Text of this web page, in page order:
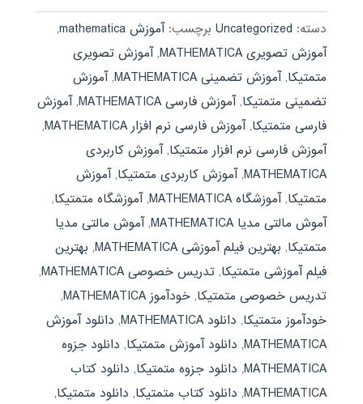
دسته: Uncategorized برچسب:آموزش mathematica
,
آموزش تصویری MATHEMATICA
,آموزش تصویری
متمتیکا,آموزش تضمینی MATHEMATICA ,آموزش
تضمینی متمتیکا,آموزش فارسی MATHEMATICA ,آموزش
فارسی متمتیکا,آموزش فارسی نرم افزار MATHEMATICA
,
آموزش فارسی نرم افزار متمتیکا,آموزش کاربردی
MATHEMATICA
,آموزش کاربردی متمتیکا,آموزش
متمتیکا,آموزشگاه MATHEMATICA ,آموزشگاه متمتیکا,
آموش مالتی مدیا MATHEMATICA
,آموش مالتی مدیا
متمتیکا, بهترین فیلم آموزشی MATHEMATICA , بهترین
فیلم آموزشی متمتیکا, تدریس خصوصی MATHEMATICA
,
تدریس خصوصی متمتیکا, خودآموز MATHEMATICA
,
خودآموز متمتیکا, دانلود MATHEMATICA , دانلود آموزش
MATHEMATICA
, دانلود آموزش متمتیکا, دانلود جزوه
MATHEMATICA
, دانلود جزوه متمتیکا, دانلود کتاب
MATHEMATICA
, دانلود کتاب متمتیکا, دانلود متمتیکا,